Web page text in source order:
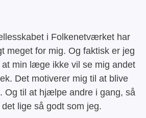
i Folkenetværket har
meget for mig. Og faktisk er jeg
at min læge ikke vil se mig andet
Det motiverer mig til at blive
Og til at hjælpe andre i gang, så
lige så godt som jeg.